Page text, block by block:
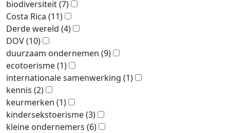
biodiversiteit(7)
Costa Rica (11)
Derde wereld (4)
DOV(10)
duurzaam ondernemen (9)
ecotoerisme(1)
internationale samenwerking (1)
kennis (2)
keurmerken (1)
kindersekstoerisme(3)
kleine ondernemers (6)